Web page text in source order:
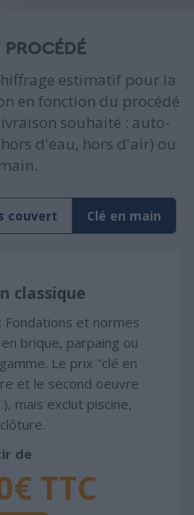
PROCÉDÉ
estimatif pour la
en fonction du procédé
souhaité : auto-
d'eau, hors d'air) ou
couvert Clé en main
classique
et normes
brique, parpaing ou
Le prix "clé en
et le second oeuvre
mais exclut piscine,
de
TTC